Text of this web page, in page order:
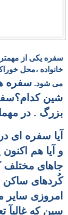
سفره یکی از
خانواده ،محل
می شود. سفره
شین
بزرگ . در
آیا سفره ای
و آیا هم
جاهای مختلف
کُردهای ساکن
امروزی سایر